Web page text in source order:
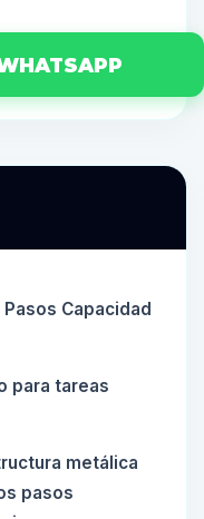
Capacidad
para tareas
metálica
pasos